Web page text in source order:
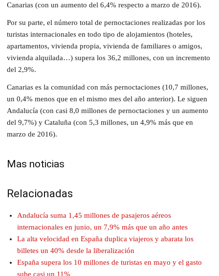
Canarias (con un aumento del 6,4% respecto a marzo de 2016).
Por su parte, el número total de pernoctaciones realizadas por los
turistas internacionales en todo tipo de alojamientos (hoteles,
apartamentos, vivienda propia, vivienda de familiares o amigos,
vivienda alquilada…) supera los 36,2 millones, con un incremento
del 2,9%.
Canarias es la comunidad con más pernoctaciones (10,7 millones,
un 0,4% menos que en el mismo mes del año anterior). Le siguen
Andalucía (con casi 8,0 millones de pernoctaciones y un aumento
del 9,7%) y Cataluña (con 5,3 millones, un 4,9% más que en
marzo de 2016).
Mas noticias
Relacionadas
Andalucía suma 1,45 millones de pasajeros aéreos
internacionales en junio, un 7,9% más que un año antes
La alta velocidad en España duplica viajeros y abarata los
billetes un 40% desde la liberalización
España supera los 10 millones de turistas en mayo y el gasto
sube casi un 11%